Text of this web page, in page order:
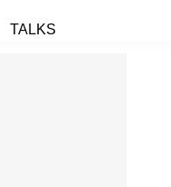
TALKS